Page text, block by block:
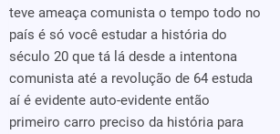
teve ameaça comunista o tempo todo no
país é só você estudar a história do
século 20 que tá lá desde a intentona
comunista até a revolução de 64 estuda
aí é evidente auto-evidente então
primeiro carro preciso da história para